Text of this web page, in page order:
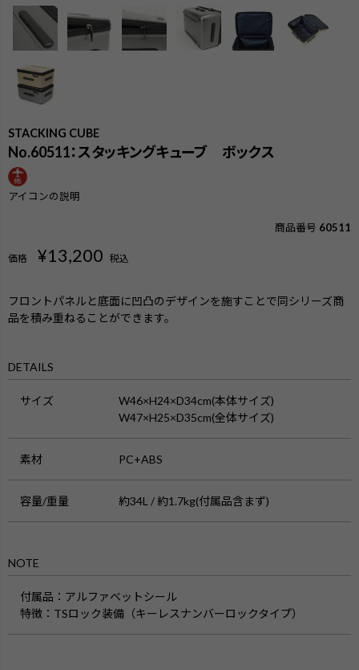
STACKING CUBE
No.60511：スタッキングキューブ ボックス
アイコンの説明
商品番号 60511
価格 ¥13,200 税込
フロントパネルと底面に凹凸のデザインを施すことで同シリーズ商
品を積み重ねることができます。
DETAILS
サイズ
W46×H24×D34cm(本体サイズ)
W47×H25×D35cm(全体サイズ)
素材 PC+ABS
容量/重量 約34L / 約1.7kg(付属品含まず)
NOTE
付属品 ：アルファベットシール
特徴： TSロック装備（キーレスナンバーロックタイプ）